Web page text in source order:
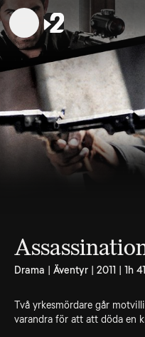
Drama | Äventyr | 2011 | 1h
Två yrkesmördare går
varandra för att att döda en